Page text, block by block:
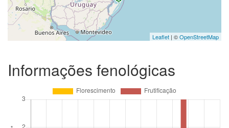
Leaflet | ©OpenStreetMap
Informações fenológicas